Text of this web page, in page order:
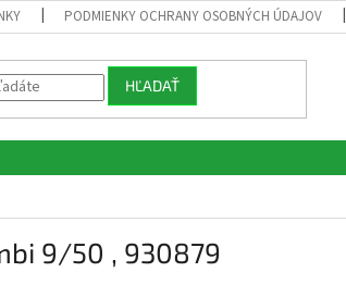
PODMIENKY OCHRANY OSOBNÝCH ÚDAJOV
HĽADAŤ
9/50 , 930879